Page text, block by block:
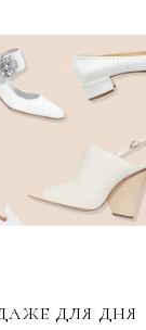
ДЛЯ ДНЯ